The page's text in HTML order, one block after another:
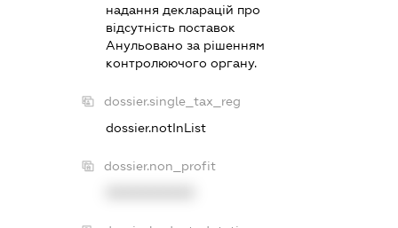
надання декларацiй про
вiдсутнiсть поставок
Анульовано за рiшенням
контролюючого органу.
dossier.single_tax_reg
dossier.notInList
dossier.non_profit